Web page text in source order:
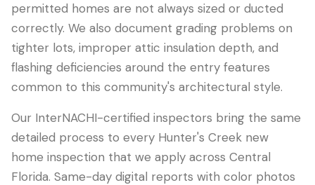
permitted homes are not always sized or ducted
correctly. We also document grading problems on
tighter lots, improper attic insulation depth, and
flashing deficiencies around the entry features
common to this community's architectural style.
Our InterNACHI-certified inspectors bring the same
detailed process to every Hunter's Creek new
home inspection that we apply across Central
Florida. Same-day digital reports with color photos